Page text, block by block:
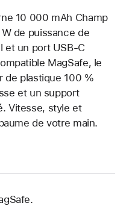
10 000 mAh Champ
de puissance de
et un port USB-C
MagSafe, le
de plastique 100 %
et un support
Vitesse, style et
de votre main.